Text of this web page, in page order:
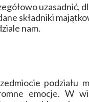
uzasadnić,
składniki
nam.
podziału
emocje. W